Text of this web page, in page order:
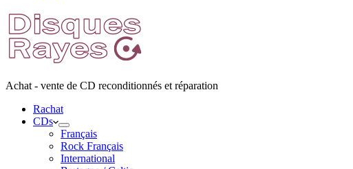
Achat - vente de CD reconditionnés et réparation
Rachat
CDs
Français
Rock Français
International